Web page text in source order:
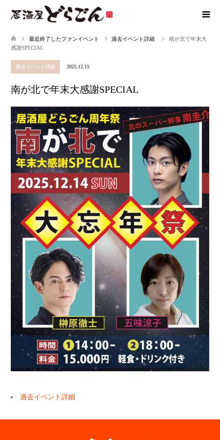
最近終了したファンイベント 過去イベント詳細
南が北で年末大
感謝SPECIAL
過去イベント詳細 2025.12.15
南が北で年末大感謝SPECIAL
過去イベント詳細